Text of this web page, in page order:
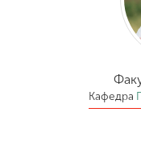
Обучение
Наука
Кафедра